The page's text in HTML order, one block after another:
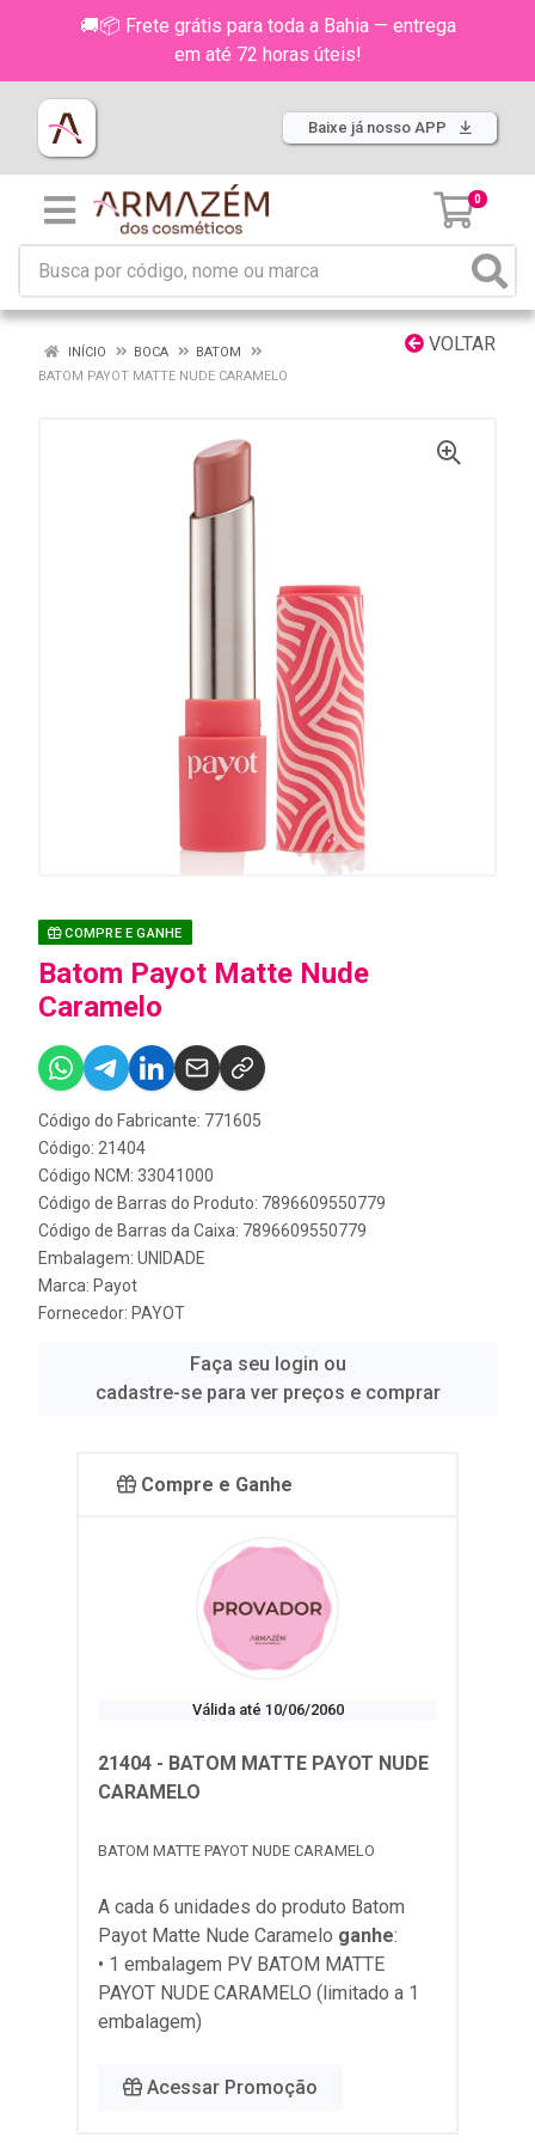
🚚📦 Frete grátis para toda a Bahia — entrega
em até 72 horas úteis!
Baixe já nosso APP
0
VOLTAR
INÍCIO BOCA
BATOM
BATOM PAYOT MATTE NUDE CARAMELO
COMPRE E GANHE
Batom Payot Matte Nude
Caramelo
Código do Fabricante: 771605
Código: 21404
Código NCM: 33041000
Código de Barras do Produto: 7896609550779
Código de Barras da Caixa: 7896609550779
Embalagem: UNIDADE
Marca: Payot
Fornecedor: PAYOT
Faça seu login ou
cadastre-se para ver preços e comprar
Compre e Ganhe
Válida até 10/06/2060
21404 - BATOM MATTE PAYOT NUDE
CARAMELO
BATOM MATTE PAYOT NUDE CARAMELO
A cada 6 unidades do produto Batom
Payot Matte Nude Caramelo ganhe:
• 1 embalagem PV BATOM MATTE
PAYOT NUDE CARAMELO (limitado a 1
embalagem)
Acessar Promoção